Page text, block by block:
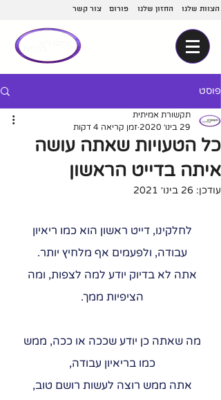
צור קשר פורום החזון שלנו הצוות שלנו
פוסט
כל הטעויות שאתה עושה
איתה בדייט הראשון
תקשורת אמיתית
29 בינו׳ 2020
זמן קריאה 4 דקות
עודכן: 26 בינו׳ 2021
לחלקינו, דייט ראשון הוא כמו ריאיון
עבודה, ולפעמים אף מלחיץ יותר.
אתה לא בדיוק יודע למה לצפות, ומה
הציפיות ממך.
מה שאתה כן יודע שככה או ככה, ממש
כמו בריאיון עבודה,
אתה ממש רוצה לעשות רושם טוב,